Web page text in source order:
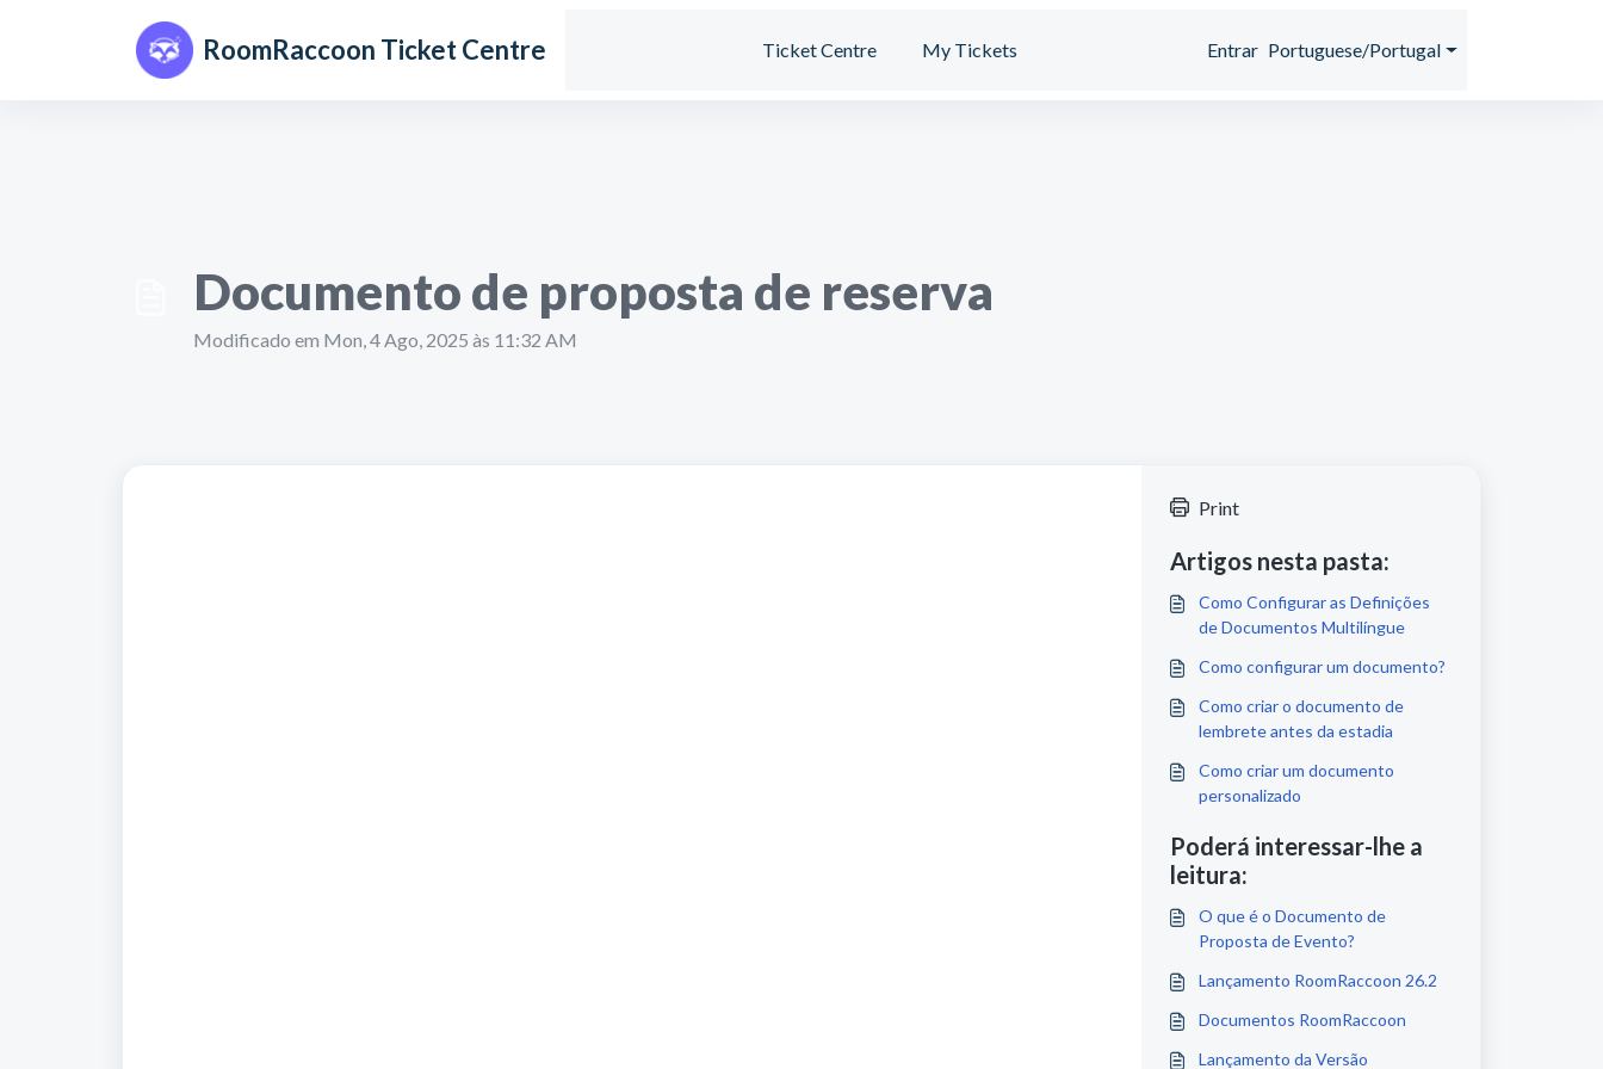
RoomRaccoon Ticket Centre Ticket Centre My Tickets Entrar Portuguese/Portugal
Documento de proposta de reserva
Modificado em Mon, 4 Ago, 2025 às 11:32 AM
Print
Artigos nesta pasta:
Como Configurar as Definições
de Documentos Multilíngue
Como configurar um documento?
Como criar o documento de
lembrete antes da estadia
Como criar um documento
personalizado
Poderá interessar-lhe a
leitura:
O que é o Documento de
Proposta de Evento?
Lançamento RoomRaccoon 26.2
Documentos RoomRaccoon
Lançamento da Versão